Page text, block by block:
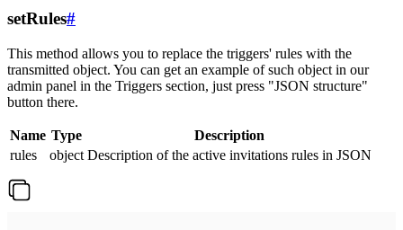
setRules#
This method allows you to replace the triggers' rules with the
transmitted object. You can get an example of such object in our
admin panel in the Triggers section, just press "JSON structure"
button there.
Name Type
Description
rules
object Description of the active invitations rules in JSON